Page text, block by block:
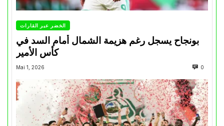
الخضر عبر القارات
بونجاح يسجل رغم هزيمة الشمال أمام السد في
كأس الأمير
Mai 1, 2026 0